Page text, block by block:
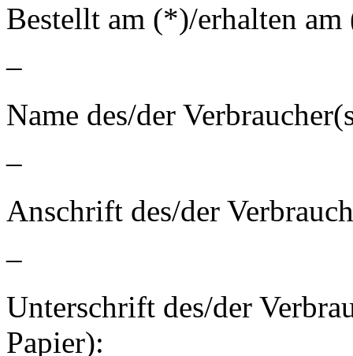
Bestellt am (*)/erhalten
–
Name des/der
–
Anschrift des/der
–
Unterschrift des/der
Papier):